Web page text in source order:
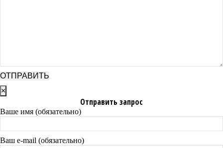
×
Отправить запрос
Ваше имя (обязательно)
Ваш e-mail (обязательно)